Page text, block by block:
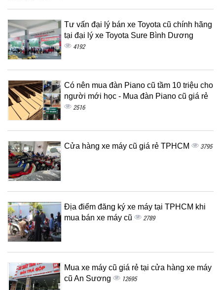
Tư vấn đại lý bán xe Toyota cũ chính hãng
tại đại lý xe Toyota Sure Bình Dương
4192
Có nên mua đàn Piano cũ tầm 10 triệu cho
người mới học - Mua đàn Piano cũ giá rẻ
2516
Cửa hàng xe máy cũ giá rẻ TPHCM 3795
Địa điểm đăng ký xe máy tại TPHCM khi
mua bán xe máy cũ
2789
Mua xe máy cũ giá rẻ tại cửa hàng xe máy
cũ An Sương
12695